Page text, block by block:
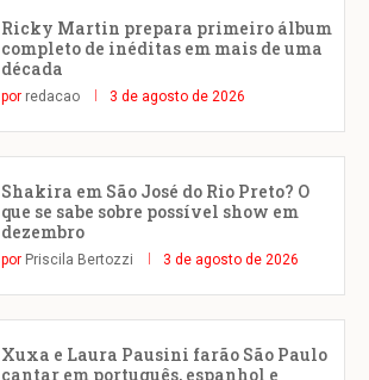
Ricky Martin prepara primeiro álbum
completo de inéditas em mais de uma
década
por redacao 3 de agosto de 2026
Shakira em São José do Rio Preto? O
que se sabe sobre possível show em
dezembro
por Priscila Bertozzi 3 de agosto de 2026
Xuxa e Laura Pausini farão São Paulo
cantar em português, espanhol e